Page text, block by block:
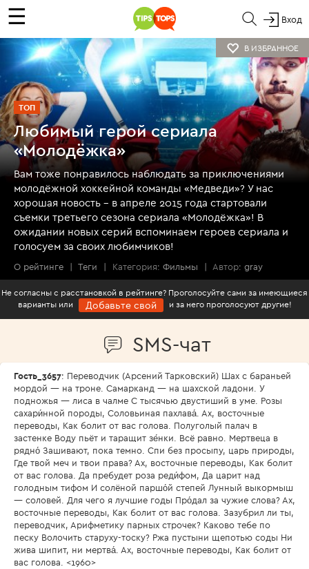
☰ Вход
В ИЗБРАННОЕ
ТОП
Любимый герой сериала
«Молодёжка»
Вам тоже понравилось наблюдать за приключениями
молодёжной хоккейной команды «Медведи»? У нас
хорошая новость - в апреле 2015 года стартовали
съемки третьего сезона сериала «Молодёжка»! В
ожидании новых серий вспоминаем героев сериала и
голосуем за своих любимчиков!
О рейтинге | Теги | Категория: Фильмы | Автор: gray
Не согласны с расстановкой в рейтинге? Проголосуйте сами за имеющиеся
варианты или
Добавьте свой и за него проголосуют другие!
SMS-чат
Гость_3657: Переводчик (Арсений Тарковский) Шах с бараньей
мордой — на троне. Самарканд — на шахской ладони. У
подножья — лиса в чалме С тысячью двустиший в уме. Розы
сахари́нной породы, Соловьиная пахлава́. Ах, восточные
переводы, Как болит от вас голова. Полуголый палач в
застенке Воду пьёт и таращит зе́нки. Всё равно. Мертвеца в
рядно́ Зашивают, пока темно. Спи без просыпу, царь природы,
Где твой меч и твои права? Ах, восточные переводы, Как болит
от вас голова. Да пребудет роза реди́фом, Да царит над
голодным тифом И солёной паршо́й степей Лунный выкормыш
— соловей. Для чего я лучшие годы Про́дал за чужие слова? Ах,
восточные переводы, Как болит от вас голова. Зазубрил ли ты,
переводчик, Арифметику парных строчек? Каково тебе по
песку Волочить старуху-тоску? Ржа пустыни щепотью соды Ни
жива шипит, ни мертва́. Ах, восточные переводы, Как болит от
вас голова. <1960>